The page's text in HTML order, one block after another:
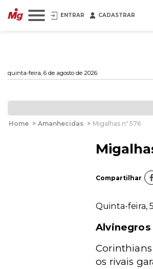
ENTRAR CADASTRAR
quinta-feira, 6 de agosto de 2026
Home > Amanhecidas > Migalhas nº 576
Compartilhar
Quinta-feira,
Alvinegros
os rivais